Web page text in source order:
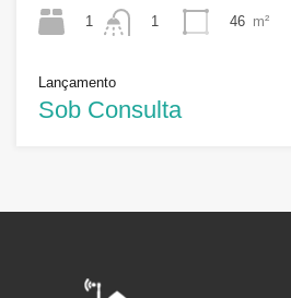
1
1
46 m²
Lançamento
Sob Consulta